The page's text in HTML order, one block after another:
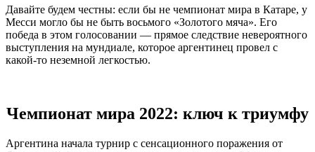
Давайте будем честны: если бы не чемпионат мира в Катаре, у
Месси могло бы не быть восьмого «Золотого мяча». Его
победа в этом голосовании — прямое следствие невероятного
выступления на мундиале, которое аргентинец провел с
какой-то неземной легкостью.
Чемпионат мира 2022: ключ к триумфу
Аргентина начала турнир с сенсационного поражения от